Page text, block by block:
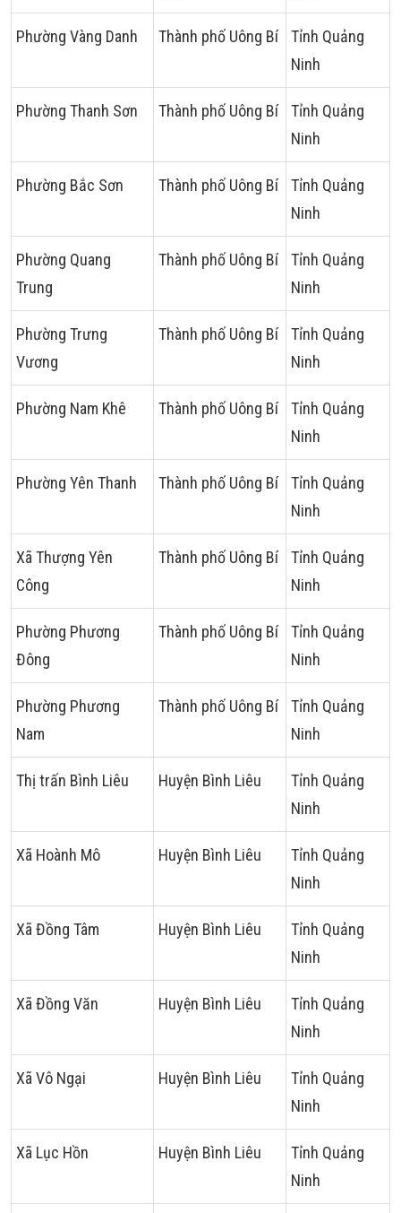
Phường Vàng Danh Thành phố Uông Bí
Tỉnh Quảng
Ninh
Phường Thanh Sơn Thành phố Uông Bí
Tỉnh Quảng
Ninh
Phường Bắc Sơn Thành phố Uông Bí
Tỉnh Quảng
Ninh
Phường Quang
Trung
Thành phố Uông Bí
Tỉnh Quảng
Ninh
Phường Trưng
Vương
Thành phố Uông Bí
Tỉnh Quảng
Ninh
Phường Nam Khê Thành phố Uông Bí
Tỉnh Quảng
Ninh
Phường Yên Thanh Thành phố Uông Bí
Tỉnh Quảng
Ninh
Xã Thượng Yên
Công
Thành phố Uông Bí
Tỉnh Quảng
Ninh
Phường Phương
Đông
Thành phố Uông Bí
Tỉnh Quảng
Ninh
Phường Phương
Nam
Thành phố Uông Bí
Tỉnh Quảng
Ninh
Thị trấn Bình Liêu Huyện Bình Liêu
Tỉnh Quảng
Ninh
Xã Hoành Mô Huyện Bình Liêu
Tỉnh Quảng
Ninh
Xã Đồng Tâm Huyện Bình Liêu
Tỉnh Quảng
Ninh
Xã Đồng Văn Huyện Bình Liêu
Tỉnh Quảng
Ninh
Xã Vô Ngại Huyện Bình Liêu
Tỉnh Quảng
Ninh
Xã Lục Hồn Huyện Bình Liêu
Tỉnh Quảng
Ninh